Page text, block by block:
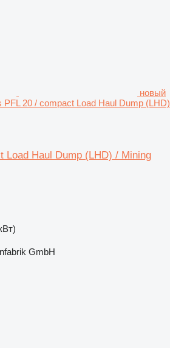
новый
PFL 20 / compact Load Haul Dump (LHD)
Load Haul Dump (LHD) / Mining
GmbH